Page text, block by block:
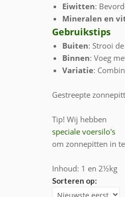
Eiwitten:
Mineralen en
Gebruikstips
Buiten: Strooi
Binnen: Voeg
Variatie:
Gestreepte
Tip! Wij hebben
speciale voersilo's
om zonnepitten in
Inhoud: 1 en 2½kg
Sorteren op: